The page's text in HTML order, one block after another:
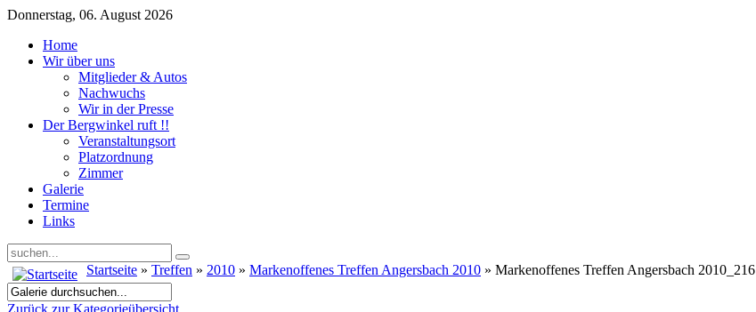
Donnerstag, 06. August 2026
Home
Wir über uns
Mitglieder & Autos
Nachwuchs
Wir in der Presse
Der Bergwinkel ruft !!
Veranstaltungsort
Platzordnung
Zimmer
Galerie
Termine
Links
Startseite » Treffen » 2010 » Markenoffenes Treffen Angersbach 2010 » Markenoffenes Treffen Angersbach 2010_216
Zurück zur Kategorieübersicht